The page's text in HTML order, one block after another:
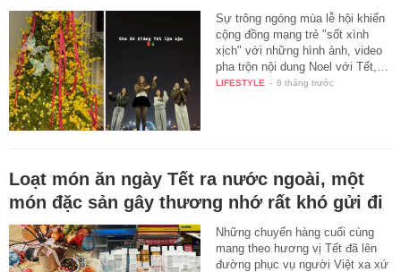
Sự trông ngóng mùa lễ hội khiến
cộng đồng mạng trẻ "sốt xình
xịch" với những hình ảnh, video
pha trộn nội dung Noel với Tết,…
LIFESTYLE - 8 tháng trước
Loạt món ăn ngày Tết ra nước ngoài, một
món đặc sản gây thương nhớ rất khó gửi đi
Những chuyến hàng cuối cùng
mang theo hương vị Tết đã lên
đường phục vụ người Việt xa xứ